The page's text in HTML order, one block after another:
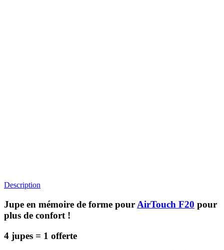
Description
Jupe en mémoire de forme pour AirTouch F20 pour
plus de confort !
4 jupes = 1 offerte